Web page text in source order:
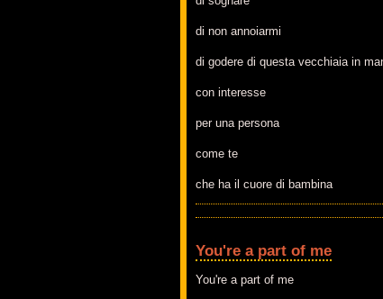
di non annoiarmi
di godere di questa vecchiaia in
con interesse
per una persona
come te
che ha il cuore di bambina
You're a part of me
You're a part of me